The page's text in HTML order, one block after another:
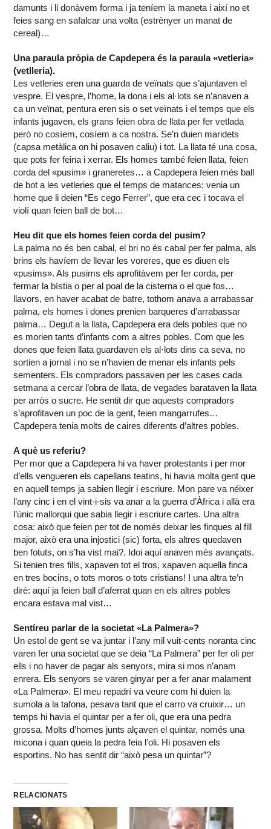
damunts i li donàvem forma i ja teníem la maneta i així no et
feies sang en safalcar una volta (estrènyer un manat de
cereal)…
Una paraula pròpia de Capdepera és la paraula «vetleria»
(vetlleria).
Les vetleries eren una guarda de veïnats que s’ajuntaven el
vespre. El vespre, l’home, la dona i els al·lots se n’anaven a
ca un veïnat, pentura eren sis o set veïnats i el temps que els
infants jugaven, els grans feien obra de llata per fer vetlada
però no cosíem, cosíem a ca nostra. Se’n duien maridets
(capsa metàlica on hi posaven caliu) i tot. La llata té una cosa,
que pots fer feina i xerrar. Els homes també feien llata, feien
corda del «pusim» i graneretes… a Capdepera feien més ball
de bot a les vetleries que el temps de matances; venia un
home que li deien “Es cego Ferrer”, que era cec i tocava el
violí quan feien ball de bot…
Heu dit que els homes feien corda del pusim?
La palma no és ben cabal, el bri no és cabal per fer palma, als
brins els havíem de llevar les voreres, que es diuen els
«pusims». Als pusims els aprofitàvem per fer corda, per
fermar la bístia o per al poal de la cisterna o el que fos…
llavors, en haver acabat de batre, tothom anava a arrabassar
palma, els homes i dones prenien barqueres d’arrabassar
palma… Degut a la llata, Capdepera era dels pobles que no
es morien tants d’infants com a altres pobles. Com que les
dones que feien llata guardaven els al·lots dins ca seva, no
sortien a jornal i no se n’havien de menar els infants pels
sementers. Els compradors passaven per les cases cada
setmana a cercar l’obra de llata, de vegades barataven la llata
per arròs o sucre. He sentit dir que aquests compradors
s’aprofitaven un poc de la gent, feien mangarrufes…
Capdepera tenia molts de caires diferents d’altres pobles.
A què us referiu?
Per mor que a Capdepera hi va haver protestants i per mor
d’ells vengueren els capellans teatins, hi havia molta gent que
en aquell temps ja sabien llegir i escriure. Mon pare va néixer
l’any cinc i en el vint-i-sis va anar a la guerra d’Àfrica i allà era
l’únic mallorqui que sabia llegir i escriure cartes. Una altra
cosa: això que feien per tot de només deixar les finques al fill
major, això era una injostici (sic) forta, els altres quedaven
ben fotuts, on s’ha vist mai?. Idoi aquí anaven més avançats.
Si tenien tres fills, xapaven tot el tros, xapaven aquella finca
en tres bocins, o tots moros o tots cristians! I una altra te’n
dirè: aquí ja feien ball d’aferrat quan en els altres pobles
encara estava mal vist…
Sentíreu parlar de la societat «La Palmera»?
Un estol de gent se va juntar i l’any mil vuit-cents noranta cinc
varen fer una societat que se deia “La Palmera” per fer oli per
ells i no haver de pagar als senyors, mira si mos n’anam
enrera. Els senyors se varen ginyar per a fer anar malament
«La Palmera». El meu repadrí va veure com hi duien la
sumola a la tafona, pesava tant que el carro va cruixir… un
temps hi havia el quintar per a fer oli, que era una pedra
grossa. Molts d’homes junts alçaven el quintar, només una
micona i quan queia la pedra feia l’oli. Hi posaven els
esportins. No has sentit dir “això pesa un quintar”?
RELACIONATS